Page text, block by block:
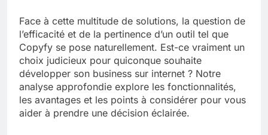
Face à cette multitude de solutions, la question de
l’efficacité et de la pertinence d’un outil tel que
Copyfy se pose naturellement. Est-ce vraiment un
choix judicieux pour quiconque souhaite
développer son business sur internet ? Notre
analyse approfondie explore les fonctionnalités,
les avantages et les points à considérer pour vous
aider à prendre une décision éclairée.